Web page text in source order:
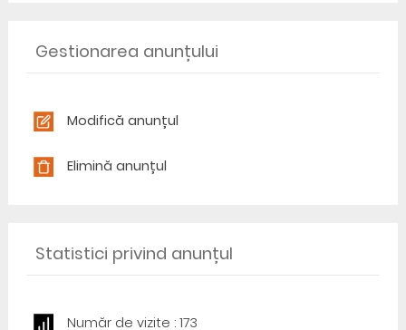
Gestionarea anunțului
Modifică anunțul
Elimină anunțul
Statistici privind anunțul
Număr de vizite : 173